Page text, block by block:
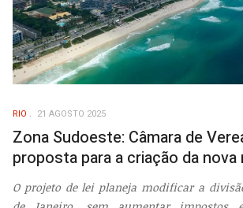
RIO 21 AGOSTO 2025
Zona Sudoeste: Câmara de
proposta para a criação da nova
O projeto de lei planeja modificar a